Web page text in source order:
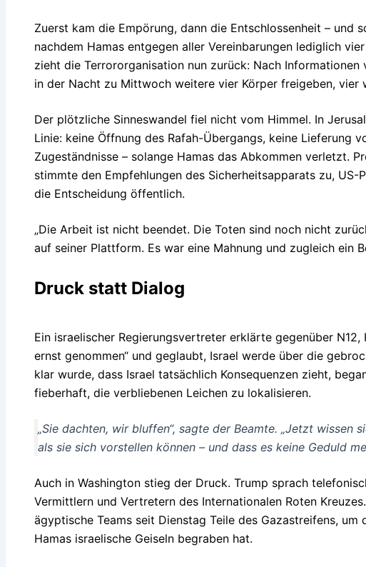
Zuerst kam die Empörung, dann die Entschlossenheit – und
nachdem Hamas entgegen aller Vereinbarungen lediglich
zieht die Terrororganisation nun zurück: Nach Informationen
in der Nacht zu Mittwoch weitere vier Körper freigeben, vier
Der plötzliche Sinneswandel fiel nicht vom Himmel. In
Linie: keine Öffnung des Rafah-Übergangs, keine Lieferung
Zugeständnisse – solange Hamas das Abkommen verletzt.
stimmte den Empfehlungen des Sicherheitsapparats zu,
die Entscheidung öffentlich.
„Die Arbeit ist nicht beendet. Die Toten sind noch nicht
auf seiner Plattform. Es war eine Mahnung und zugleich ein
Druck statt Dialog
Ein israelischer Regierungsvertreter erklärte gegenüber N12,
ernst genommen“ und geglaubt, Israel werde über die
klar wurde, dass Israel tatsächlich Konsequenzen zieht,
fieberhaft, die verbliebenen Leichen zu lokalisieren.
„Sie dachten, wir bluffen“, sagte der Beamte. „Jetzt wissen
als sie sich vorstellen können – und dass es keine Geduld
Auch in Washington stieg der Druck. Trump sprach
Vermittlern und Vertretern des Internationalen Roten
ägyptische Teams seit Dienstag Teile des Gazastreifens,
Hamas israelische Geiseln begraben hat.